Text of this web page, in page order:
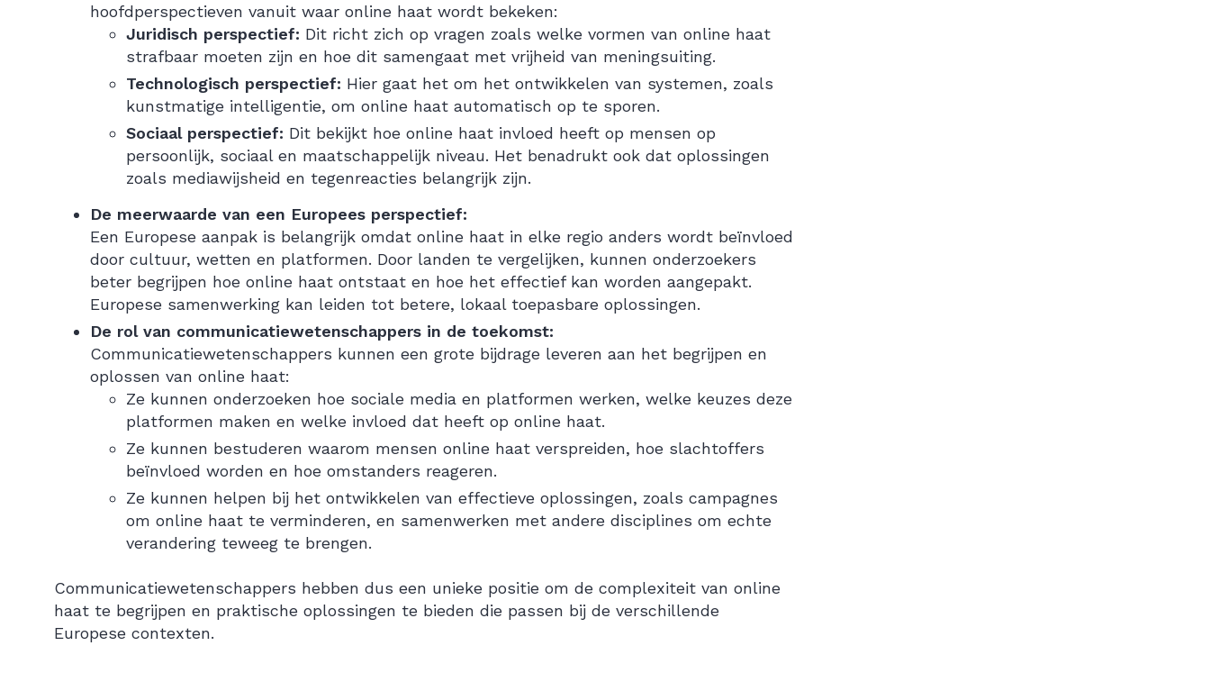
hoofdperspectieven vanuit waar online haat wordt bekeken:
Juridisch perspectief: Dit richt zich op vragen zoals welke vormen van online haat
strafbaar moeten zijn en hoe dit samengaat met vrijheid van meningsuiting.
Technologisch perspectief: Hier gaat het om het ontwikkelen van systemen, zoals
kunstmatige intelligentie, om online haat automatisch op te sporen.
Sociaal perspectief: Dit bekijkt hoe online haat invloed heeft op mensen op
persoonlijk, sociaal en maatschappelijk niveau. Het benadrukt ook dat oplossingen
zoals mediawijsheid en tegenreacties belangrijk zijn.
De meerwaarde van een Europees perspectief:
Een Europese aanpak is belangrijk omdat online haat in elke regio anders wordt beïnvloed
door cultuur, wetten en platformen. Door landen te vergelijken, kunnen onderzoekers
beter begrijpen hoe online haat ontstaat en hoe het effectief kan worden aangepakt.
Europese samenwerking kan leiden tot betere, lokaal toepasbare oplossingen.
De rol van communicatiewetenschappers in de toekomst:
Communicatiewetenschappers kunnen een grote bijdrage leveren aan het begrijpen en
oplossen van online haat:
Ze kunnen onderzoeken hoe sociale media en platformen werken, welke keuzes deze
platformen maken en welke invloed dat heeft op online haat.
Ze kunnen bestuderen waarom mensen online haat verspreiden, hoe slachtoffers
beïnvloed worden en hoe omstanders reageren.
Ze kunnen helpen bij het ontwikkelen van effectieve oplossingen, zoals campagnes
om online haat te verminderen, en samenwerken met andere disciplines om echte
verandering teweeg te brengen.
Communicatiewetenschappers hebben dus een unieke positie om de complexiteit van online
haat te begrijpen en praktische oplossingen te bieden die passen bij de verschillende
Europese contexten.